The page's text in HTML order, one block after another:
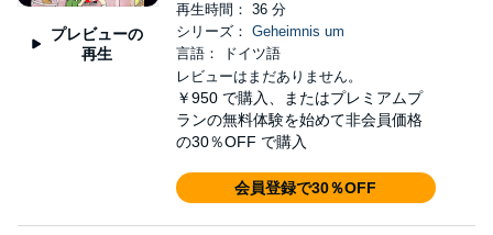
プレビューの
再生
再生時間： 36 分
シリーズ： Geheimnis um
言語： ドイツ語
レビューはまだありません。
￥950 で購入、またはプレミアムプ
ランの無料体験を始めて非会員価格
の30％OFF で購入
会員登録で30％OFF